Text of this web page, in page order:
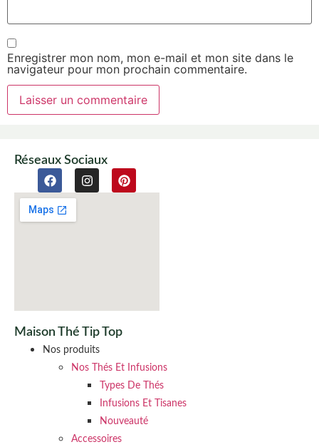
Enregistrer mon nom, mon e-mail et mon site dans le
navigateur pour mon prochain commentaire.
Réseaux Sociaux
Maison Thé Tip Top
Nos produits
Nos Thés Et Infusions
Types De Thés
Infusions Et Tisanes
Nouveauté
Accessoires